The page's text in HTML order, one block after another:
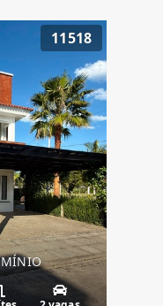
11518